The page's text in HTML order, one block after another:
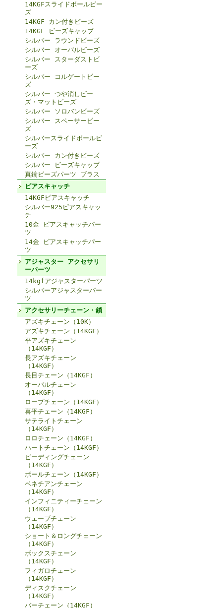
14KGFスライドボールビー
ズ
14KGF カン付きビーズ
14KGF ビーズキャップ
シルバー ラウンドビーズ
シルバー オーバルビーズ
シルバー スターダストビ
ーズ
シルバー コルゲートビー
ズ
シルバー つや消しビー
ズ・マットビーズ
シルバー ソロバンビーズ
シルバー スペーサービー
ズ
シルバースライドボールビ
ーズ
シルバー カン付きビーズ
シルバー ビーズキャップ
真鍮ビーズパーツ ブラス
ピアスキャッチ
14KGFピアスキャッチ
シルバー925ピアスキャッ
チ
10金 ピアスキャッチパー
ツ
14金 ピアスキャッチパー
ツ
アジャスター アクセサリ
ーパーツ
14kgfアジャスターパーツ
シルバーアジャスターパー
ツ
アクセサリーチェーン・鎖
アズキチェーン（10K）
アズキチェーン（14KGF）
平アズキチェーン
（14KGF）
長アズキチェーン
（14KGF）
長目チェーン（14KGF）
オーバルチェーン
（14KGF）
ロープチェーン（14KGF）
喜平チェーン（14KGF）
サテライトチェーン
（14KGF）
ロロチェーン（14KGF）
ハートチェーン（14KGF）
ビーディングチェーン
（14KGF）
ボールチェーン（14KGF）
ベネチアンチェーン
（14KGF）
インフィニティーチェーン
（14KGF）
ウェーブチェーン
（14KGF）
ショート＆ロングチェーン
（14KGF）
ボックスチェーン
（14KGF）
フィガロチェーン
（14KGF）
ディスクチェーン
（14KGF）
バーチェーン（14KGF）